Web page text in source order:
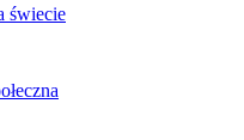
świecie